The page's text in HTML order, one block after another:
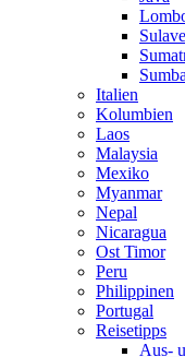
Italien
Kolumbien
Laos
Malaysia
Mexiko
Myanmar
Nepal
Nicaragua
Ost Timor
Peru
Philippinen
Portugal
Reisetipps
Aus-